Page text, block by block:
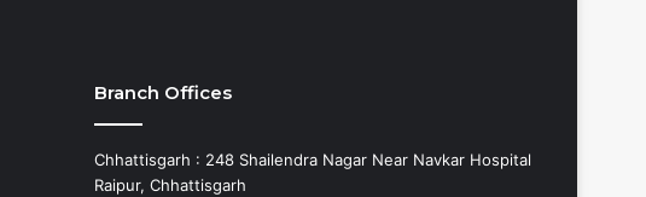
Branch Offices
Chhattisgarh : 248 Shailendra Nagar Near Navkar Hospital
Raipur, Chhattisgarh